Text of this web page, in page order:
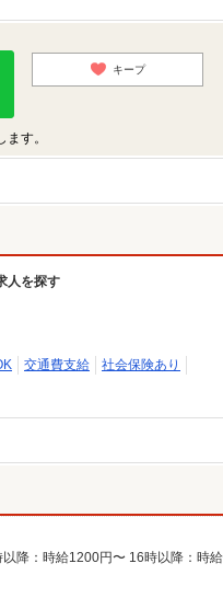
キープ
す。
人を探す
交通費支給
社会保険あり